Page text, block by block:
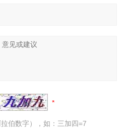
伯数字），如：三加四=7